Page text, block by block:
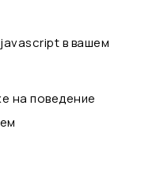
в вашем
на поведение